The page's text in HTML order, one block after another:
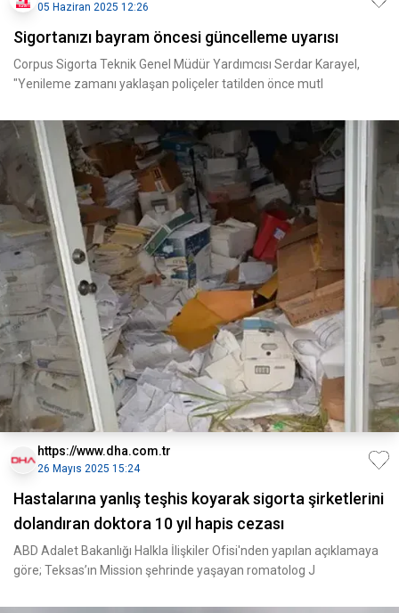
05 Haziran 2025 12:26
Sigortanızı bayram öncesi güncelleme uyarısı
Corpus Sigorta Teknik Genel Müdür Yardımcısı Serdar Karayel,
"Yenileme zamanı yaklaşan poliçeler tatilden önce mutl
https://www.dha.com.tr
26 Mayıs 2025 15:24
Hastalarına yanlış teşhis koyarak sigorta şirketlerini
dolandıran doktora 10 yıl hapis cezası
ABD Adalet Bakanlığı Halkla İlişkiler Ofisi'nden yapılan açıklamaya
göre; Teksas’ın Mission şehrinde yaşayan romatolog J